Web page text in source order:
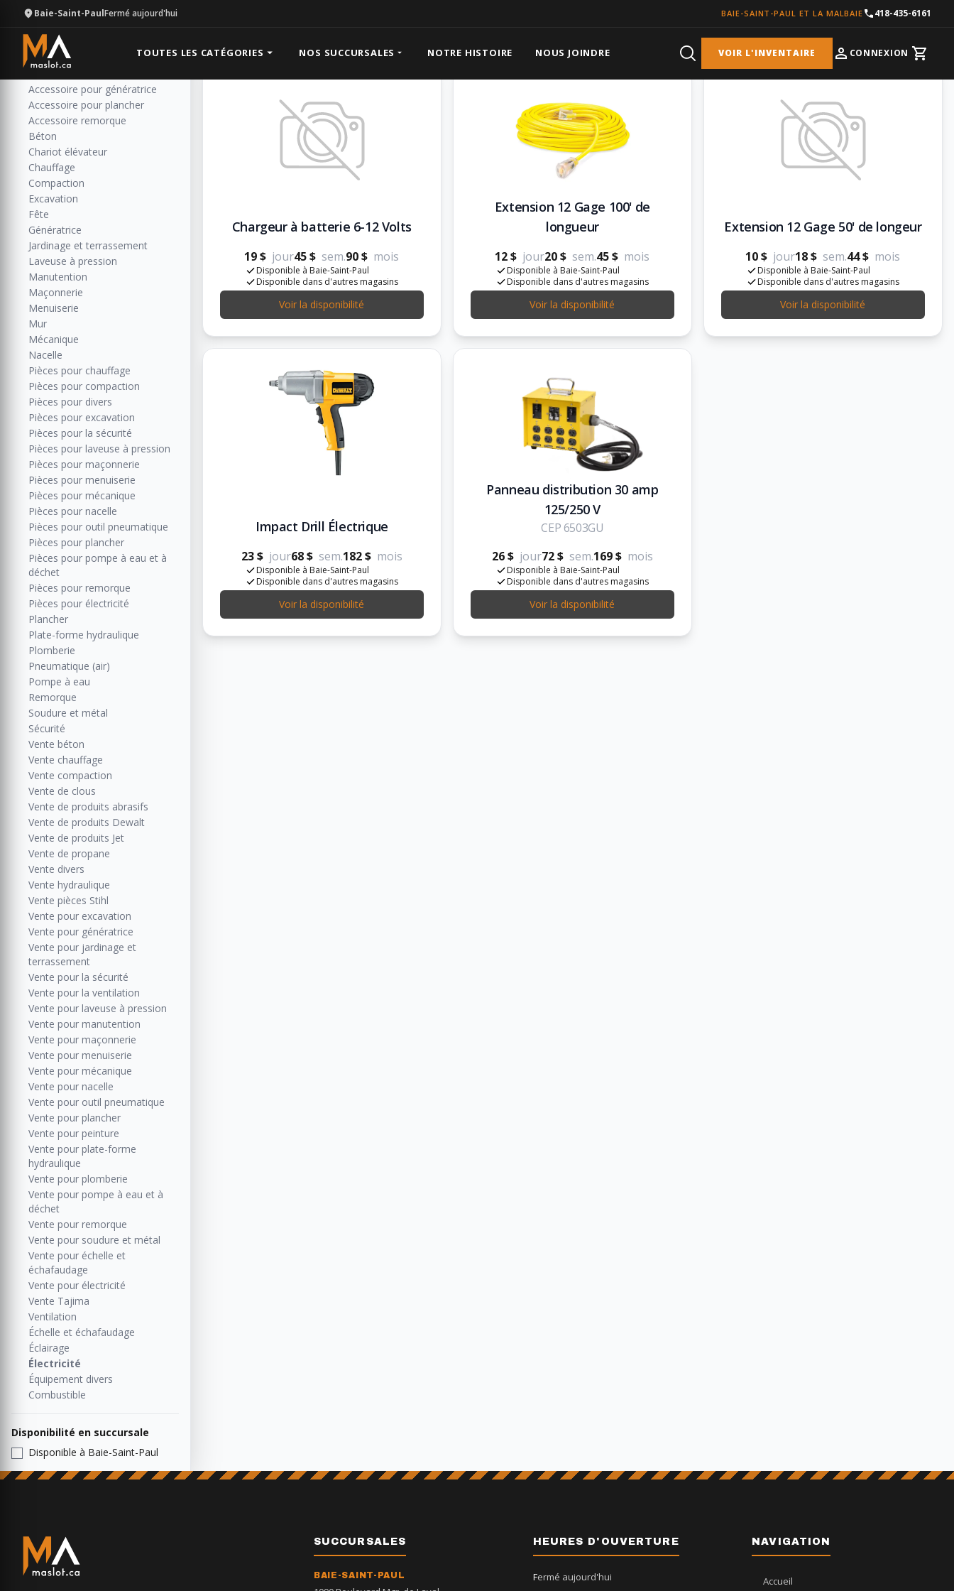
Baie-Saint-PaulFermé aujourd'hui BAIE-SAINT-PAUL ET LA MALBAIE 418-435-6161
TOUTES LES CATÉGORIES NOS SUCCURSALES NOTRE HISTOIRE NOUS JOINDRE VOIR L'INVENTAIRE CONNEXION Cart
Catégories
Toutes les catégories
Accessoire pour génératrice
Accessoire pour plancher
Accessoire remorque
Béton
Chariot élévateur
Chauffage
Compaction
Excavation
Fête
Génératrice
Jardinage et terrassement
Laveuse à pression
Manutention
Maçonnerie
Menuiserie
Mur
Mécanique
Nacelle
Pièces pour chauffage
Pièces pour compaction
Pièces pour divers
Pièces pour excavation
Pièces pour la sécurité
Pièces pour laveuse à pression
Pièces pour maçonnerie
Pièces pour menuiserie
Pièces pour mécanique
Pièces pour nacelle
Pièces pour outil pneumatique
Pièces pour plancher
Pièces pour pompe à eau et à
déchet
Pièces pour remorque
Pièces pour électricité
Plancher
Plate-forme hydraulique
Plomberie
Pneumatique (air)
Pompe à eau
Remorque
Soudure et métal
Sécurité
Vente béton
Vente chauffage
Vente compaction
Vente de clous
Vente de produits abrasifs
Vente de produits Dewalt
Vente de produits Jet
Vente de propane
Vente divers
Vente hydraulique
Vente pièces Stihl
Vente pour excavation
Vente pour génératrice
Vente pour jardinage et
terrassement
Vente pour la sécurité
Vente pour la ventilation
Vente pour laveuse à pression
Vente pour manutention
Vente pour maçonnerie
Vente pour menuiserie
Vente pour mécanique
Vente pour nacelle
Vente pour outil pneumatique
Vente pour plancher
Vente pour peinture
Vente pour plate-forme
hydraulique
Vente pour plomberie
Vente pour pompe à eau et à
déchet
Vente pour remorque
Vente pour soudure et métal
Vente pour échelle et
échafaudage
Vente pour électricité
Vente Tajima
Ventilation
Échelle et échafaudage
Éclairage
Électricité
Équipement divers
Combustible
Disponibilité en succursale
Disponible à Baie-Saint-Paul
Résultats: 5
Chargeur à batterie 6-12 Volts
19 $ jour45 $ sem.90 $ mois
Disponible à Baie-Saint-Paul
Disponible dans d'autres magasins
Voir la disponibilité
Extension 12 Gage 100' de
longueur
12 $ jour20 $ sem.45 $ mois
Disponible à Baie-Saint-Paul
Disponible dans d'autres magasins
Voir la disponibilité
Extension 12 Gage 50' de longeur
10 $ jour18 $ sem.44 $ mois
Disponible à Baie-Saint-Paul
Disponible dans d'autres magasins
Voir la disponibilité
Impact Drill Électrique
23 $ jour68 $ sem.182 $ mois
Disponible à Baie-Saint-Paul
Disponible dans d'autres magasins
Voir la disponibilité
Panneau distribution 30 amp
125/250 V
CEP 6503GU
26 $ jour72 $ sem.169 $ mois
Disponible à Baie-Saint-Paul
Disponible dans d'autres magasins
Voir la disponibilité
SUCCURSALES
BAIE-SAINT-PAUL
HEURES D'OUVERTURE
Fermé aujourd'hui
NAVIGATION
Accueil